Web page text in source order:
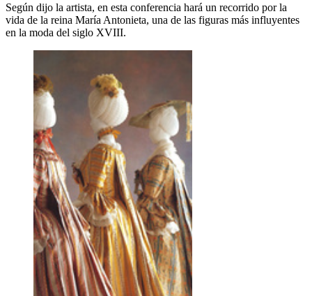
Según dijo la artista, en esta conferencia hará un recorrido por la
vida de la reina María Antonieta, una de las figuras más influyentes
en la moda del siglo XVIII.